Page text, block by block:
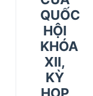
QUỐC
HỘI
KHÓA
XII,
KỲ
HỌP